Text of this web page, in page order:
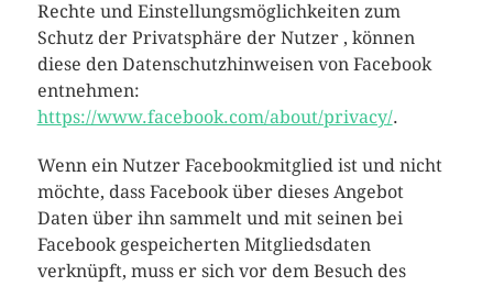
Rechte und Einstellungsmöglichkeiten zum
Schutz der Privatsphäre der Nutzer , können
diese den Datenschutzhinweisen von Facebook
entnehmen:
https://www.facebook.com/about/privacy/.
Wenn ein Nutzer Facebookmitglied ist und nicht
möchte, dass Facebook über dieses Angebot
Daten über ihn sammelt und mit seinen bei
Facebook gespeicherten Mitgliedsdaten
verknüpft, muss er sich vor dem Besuch des